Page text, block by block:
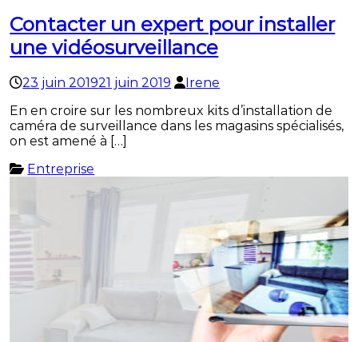
Contacter un expert pour installer
une vidéosurveillance
23 juin 201921 juin 2019
Irene
En en croire sur les nombreux kits d’installation de
caméra de surveillance dans les magasins spécialisés,
on est amené à […]
Entreprise